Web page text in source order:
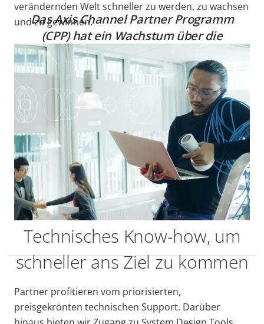
verändernden Welt schneller zu werden, zu wachsen
und zu gewinnen.
Technisches Know-how, um
schneller ans Ziel zu kommen
Partner profitieren vom priorisierten,
preisgekrönten technischen Support. Darüber
Das Axis Channel Partner Programm
(CPP) hat ein Wachstum über die
Erwartungen hinaus ermöglicht,
wobei unsere Unternehmensziele
jedes Jahr übertroffen werden. Das
CPP lässt sich in dem Wort
„Partnerschaft” zusammenzufassen.
Noch nie war es einfach innerhalb
des Axis Programms Hand-in-Hand zu
arbeiten.
Utilitra